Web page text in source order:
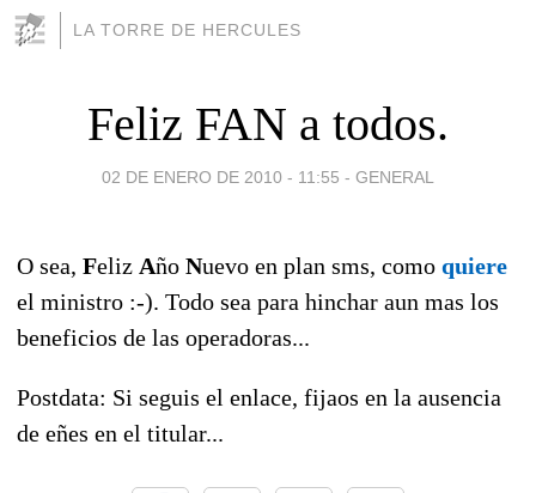
LA TORRE DE HERCULES
Feliz FAN a todos.
02 DE ENERO DE 2010 - 11:55 - GENERAL
O sea, Feliz Año Nuevo en plan sms, como quiere
el ministro :-). Todo sea para hinchar aun mas los
beneficios de las operadoras...
Postdata: Si seguis el enlace, fijaos en la ausencia
de eñes en el titular...